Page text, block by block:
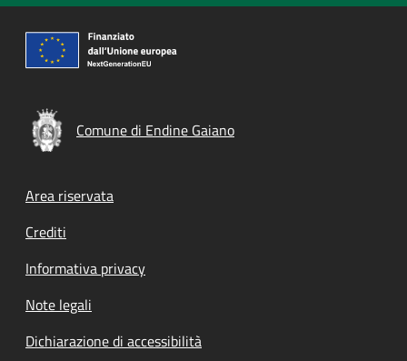
Comune di Endine Gaiano
Footer menu
Area riservata
Crediti
Informativa privacy
Note legali
Dichiarazione di accessibilità